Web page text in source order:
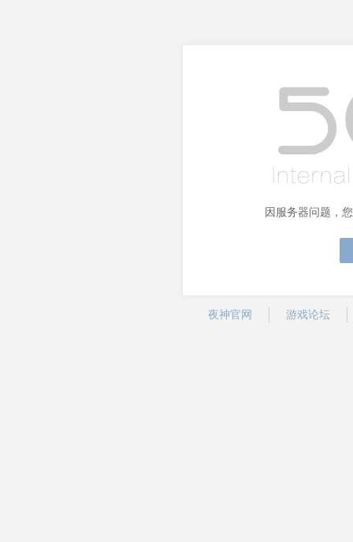
因服务器问题，
夜神官网 游戏论坛